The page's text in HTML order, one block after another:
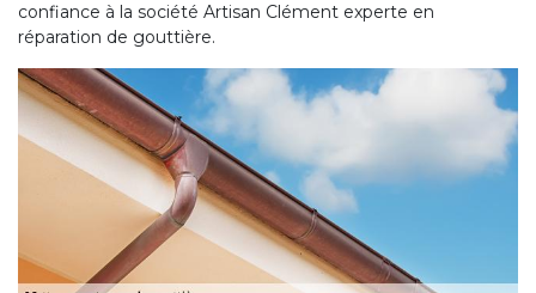
confiance à la société Artisan Clément experte en
réparation de gouttière.